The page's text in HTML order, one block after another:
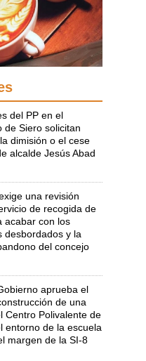
del PP en el
de Siero solicitan
dimisión o el cese
alcalde Jesús Abad
una revisión
de recogida de
acabar con los
desbordados y la
del concejo
aprueba el
de una
Centro Polivalente de
entorno de la escuela
margen de la SI-8